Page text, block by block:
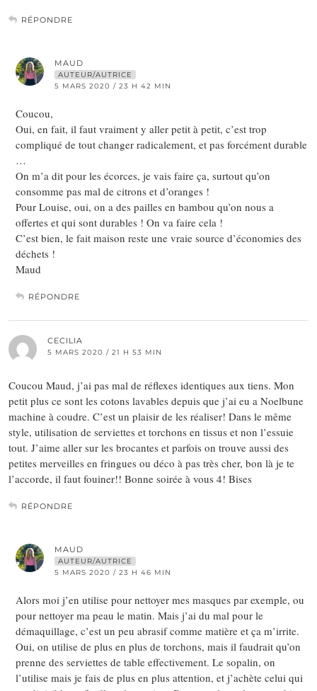
RÉPONDRE
MAUD
AUTEUR/AUTRICE
5 MARS 2020 / 23 H 42 MIN
Coucou,
Oui, en fait, il faut vraiment y aller petit à petit, c’est trop
compliqué de tout changer radicalement, et pas forcément durable
…
On m’a dit pour les écorces, je vais faire ça, surtout qu’on
consomme pas mal de citrons et d’oranges !
Pour Louise, oui, on a des pailles en bambou qu’on nous a
offertes et qui sont durables ! On va faire cela !
C’est bien, le fait maison reste une vraie source d’économies des
déchets !
Maud
RÉPONDRE
CECILIA
5 MARS 2020 / 21 H 53 MIN
Coucou Maud, j’ai pas mal de réflexes identiques aux tiens. Mon
petit plus ce sont les cotons lavables depuis que j’ai eu a Noelbune
machine à coudre. C’est un plaisir de les réaliser! Dans le même
style, utilisation de serviettes et torchons en tissus et non l’essuie
tout. J’aime aller sur les brocantes et parfois on trouve aussi des
petites merveilles en fringues ou déco à pas très cher, bon là je te
l’accorde, il faut fouiner!! Bonne soirée à vous 4! Bises
RÉPONDRE
MAUD
AUTEUR/AUTRICE
5 MARS 2020 / 23 H 46 MIN
Alors moi j’en utilise pour nettoyer mes masques par exemple, ou
pour nettoyer ma peau le matin. Mais j’ai du mal pour le
démaquillage, c’est un peu abrasif comme matière et ça m’irrite.
Oui, on utilise de plus en plus de torchons, mais il faudrait qu’on
prenne des serviettes de table effectivement. Le sopalin, on
l’utilise mais je fais de plus en plus attention, et j’achète celui qui